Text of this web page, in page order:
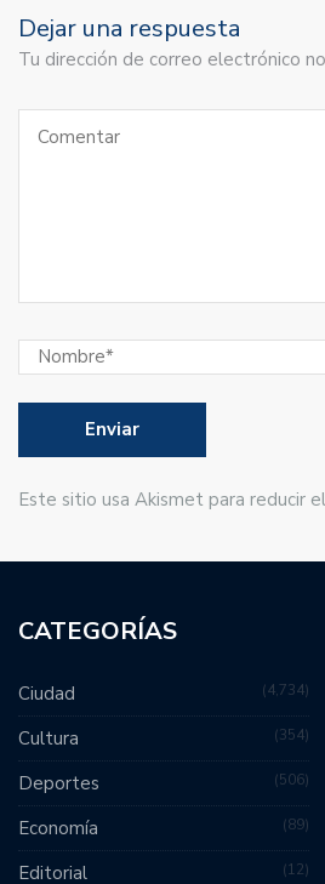
Dejar una respuesta
Tu dirección de correo electrónico
Este sitio usa Akismet para reducir
CATEGORÍAS
Ciudad 4,734
Cultura 354
Deportes 506
Economía 89
Editorial 12